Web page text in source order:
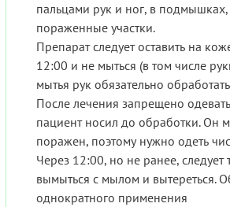
пальцами рук и ног, в подмышках,
пораженные участки.
Препарат следует оставить на
12:00 и не мыться (в том числе
мытья рук обязательно
После лечения запрещено
пациент носил до обработки. Он
поражен, поэтому нужно одеть
Через 12:00, но не ранее, следует
вымыться с мылом и вытереться.
однократного применения